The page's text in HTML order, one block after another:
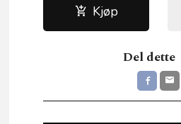
Kjøp
Del dette